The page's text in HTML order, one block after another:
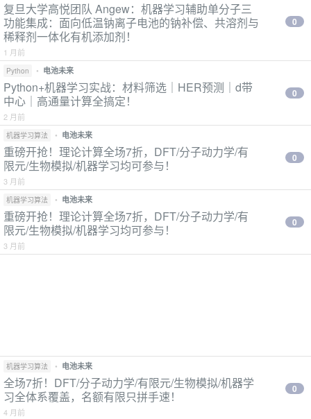
复旦大学高悦团队 Angew：机器学习辅助单分子三
功能集成：面向低温钠离子电池的钠补偿、共溶剂与
稀释剂一体化有机添加剂！
1 月前
0
Python • 电池未来
Python+机器学习实战：材料筛选｜HER预测｜d带
中心｜高通量计算全搞定！
2 月前
0
机器学习算法 • 电池未来
重磅开抢！理论计算全场7折，DFT/分子动力学/有
限元/生物模拟/机器学习均可参与！
3 月前
0
机器学习算法 • 电池未来
重磅开抢！理论计算全场7折，DFT/分子动力学/有
限元/生物模拟/机器学习均可参与！
3 月前
0
机器学习算法 • 电池未来
全场7折！DFT/分子动力学/有限元/生物模拟/机器学
习全体系覆盖，名额有限只拼手速！
4 月前
0